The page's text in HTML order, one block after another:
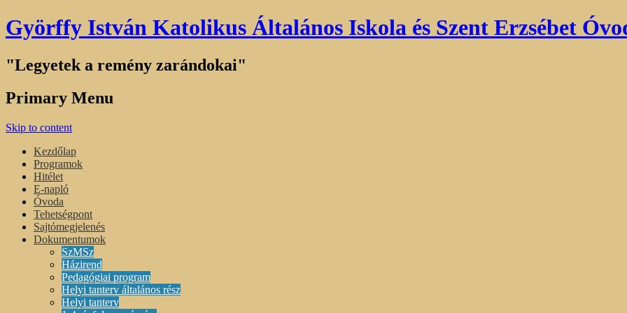
Györffy István Katolikus Általános Iskola és Szent Erzsébet
"Legyetek a remény zarándokai"
Primary Menu
Skip to content
Kezdőlap
Programok
Hitélet
E-napló
Óvoda
Tehetségpont
Sajtómegjelenés
Dokumentumok
SzMSz
Házirend
Pedagógiai program
Helyi tanterv általános rész
Helyi tanterv